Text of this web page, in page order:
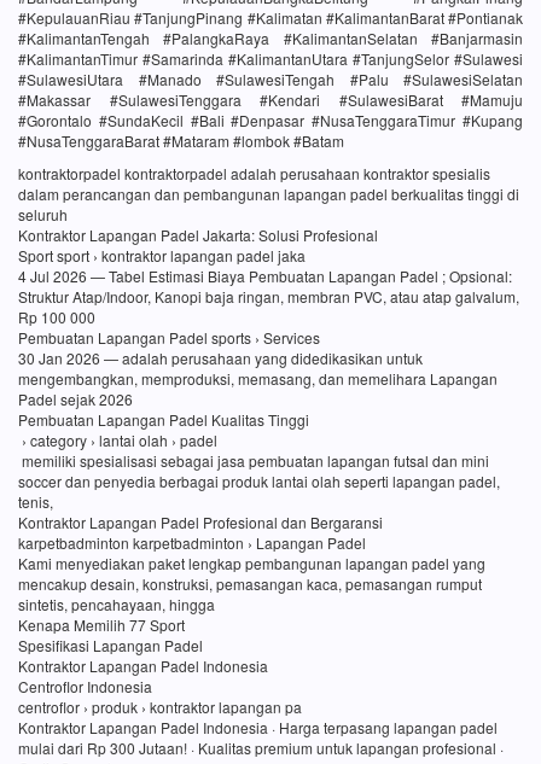
#KepulauanRiau #TanjungPinang #Kalimatan #KalimantanBarat #Pontianak
#KalimantanTengah #PalangkaRaya #KalimantanSelatan #Banjarmasin
#KalimantanTimur #Samarinda #KalimantanUtara #TanjungSelor #Sulawesi
#SulawesiUtara #Manado #SulawesiTengah #Palu #SulawesiSelatan
#Makassar #SulawesiTenggara #Kendari #SulawesiBarat #Mamuju
#Gorontalo #SundaKecil #Bali #Denpasar #NusaTenggaraTimur #Kupang
#NusaTenggaraBarat #Mataram #lombok #Batam
kontraktorpadel kontraktorpadel adalah perusahaan kontraktor spesialis
dalam perancangan dan pembangunan lapangan padel berkualitas tinggi di
seluruh
Kontraktor Lapangan Padel Jakarta: Solusi Profesional
Sport sport › kontraktor lapangan padel jaka
4 Jul 2026 — Tabel Estimasi Biaya Pembuatan Lapangan Padel ; Opsional:
Struktur Atap/Indoor, Kanopi baja ringan, membran PVC, atau atap galvalum,
Rp 100 000
Pembuatan Lapangan Padel sports › Services
30 Jan 2026 — adalah perusahaan yang didedikasikan untuk
mengembangkan, memproduksi, memasang, dan memelihara Lapangan
Padel sejak 2026
Pembuatan Lapangan Padel Kualitas Tinggi
› category › lantai olah › padel
memiliki spesialisasi sebagai jasa pembuatan lapangan futsal dan mini
soccer dan penyedia berbagai produk lantai olah seperti lapangan padel,
tenis,
Kontraktor Lapangan Padel Profesional dan Bergaransi
karpetbadminton karpetbadminton › Lapangan Padel
Kami menyediakan paket lengkap pembangunan lapangan padel yang
mencakup desain, konstruksi, pemasangan kaca, pemasangan rumput
sintetis, pencahayaan, hingga
Kenapa Memilih 77 Sport
Spesifikasi Lapangan Padel
Kontraktor Lapangan Padel Indonesia
Centroflor Indonesia
centroflor › produk › kontraktor lapangan pa
Kontraktor Lapangan Padel Indonesia · Harga terpasang lapangan padel
mulai dari Rp 300 Jutaan! · Kualitas premium untuk lapangan profesional ·